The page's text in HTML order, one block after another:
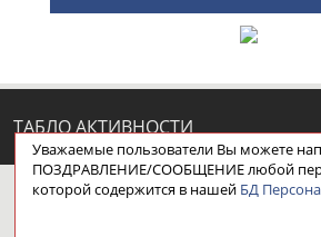
ТАБЛО АКТИВНОСТИ
ЦЕЛИ ПРОЕКТА
Уважаемые пользователи Вы можете
ПОЗДРАВЛЕНИЕ/СООБЩЕНИЕ любой
которой содержится в нашей БД